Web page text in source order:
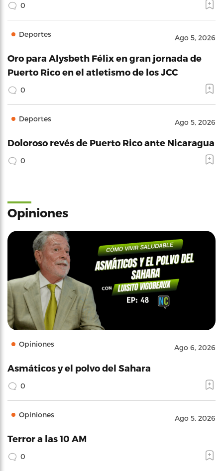
0
Deportes Ago 5, 2026
Oro para Alysbeth Félix en gran jornada de
Puerto Rico en el atletismo de los JCC
0
Deportes Ago 5, 2026
Doloroso revés de Puerto Rico ante Nicaragua
0
Opiniones
Opiniones Ago 6, 2026
Asmáticos y el polvo del Sahara
0
Opiniones Ago 5, 2026
Terror a las 10 AM
0